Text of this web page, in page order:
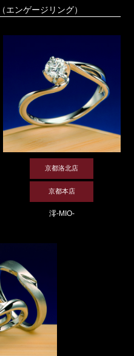
エンゲージリング）
京都洛北店
京都本店
澪-MIO-